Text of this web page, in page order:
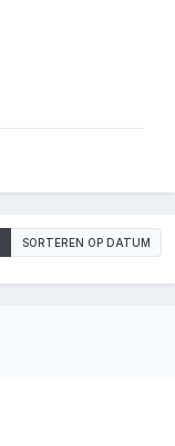
SORTEREN OP DATUM